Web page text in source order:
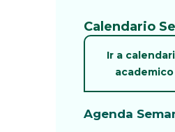
Calendario
Ir a
academico
Agenda